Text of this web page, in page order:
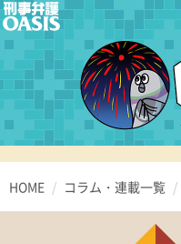
HOME コラム・連載一覧